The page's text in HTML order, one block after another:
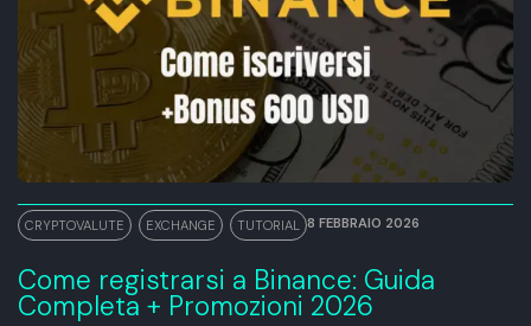
CRYPTOVALUTE EXCHANGE TUTORIAL 8 FEBBRAIO 2026
Come registrarsi a Binance: Guida
Completa + Promozioni 2026